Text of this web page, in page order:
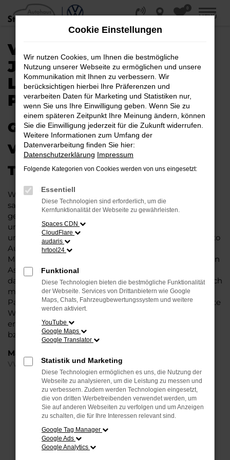
Zum
Hauptinhalt
0
MENÜ
VW TAIGO
JAHRESWAGEN |
LIEFERSERVICE NACH
PADERBORN
GAS GEBEN IN PADERBORN –
VIELLEICHT BALD IM VW
TAIGO JAHRESWAGEN
Wer Argumente für einen VW Taigo Jahreswagen
sammelt, wird schnell fündig. Das Fahrzeug ist wie
geschaffen für Fahrten in Paderborn und Umgebung
und überzeugt durch seine erstklassige Verarbeitung
und die Liebe zum Detail. Hinzu kommt, dass in puncto
Ausstattung in dieser Fahrzeugklasse regelrecht
Maßstäbe gesetzt werden, was sich vor allem in Sachen
Assistenzsysteme und Sicherheit widerspiegelt. Und
dann ist da noch das Design, dass Kenner sprichwörtlich
mit der Zunge schnalzen lässt. In kurzen Worten: für
Paderborn ist eijn VW Taigo Jahreswagen eine perfekte
Wahl, alldieweil Sie gegenüber einem Neuwagen
erheblich an Geld sparen und einen soliden Nachlass
bzw. Rabatt erhalten.
Marken
VW
FEHLER: NETWORK ERROR
Beim Laden ist ein Fehler aufgetreten.
Überprüfe deine Firewall und deine
Cookie Einstellungen
Wir nutzen Cookies, um Ihnen die bestmögliche
Nutzung unserer Webseite zu ermöglichen und unsere
Kommunikation mit Ihnen zu verbessern. Wir
berücksichtigen hierbei Ihre Präferenzen und
verarbeiten Daten für Marketing und Statistiken nur,
wenn Sie uns Ihre Einwilligung geben. Wenn Sie zu
einem späteren Zeitpunkt Ihre Meinung ändern, können
Sie die Einwilligung jederzeit für die Zukunft widerrufen.
Weitere Informationen zum Umfang der
Datenverarbeitung finden Sie hier:
Datenschutzerklärung Impressum
Folgende Kategorien von Cookies werden von uns eingesetzt:
Essentiell
Diese Technologien sind erforderlich, um die
Kernfunktionalität der Webseite zu gewährleisten.
Spaces CDN
CloudFlare
audaris
hrtool24
Funktional
Diese Technologien bieten die bestmögliche Funktionalität
der Webseite. Services von Drittanbietern wie Google
Maps, Chats, Fahrzeugbewertungssystem und weitere
werden aktiviert.
YouTube
Google Maps
Google Translator
Statistik und Marketing
Diese Technologien ermöglichen es uns, die Nutzung der
Webseite zu analysieren, um die Leistung zu messen und
zu verbessern. Zudem werden Technologien eingesetzt,
die von dritten Werbetreibenden verwendet werden, um
Sie auf anderen Webseiten zu verfolgen und um Anzeigen
zu schalten, die für Ihre Interessen relevant sind.
Google Tag Manager
Google Ads
Google Analytics